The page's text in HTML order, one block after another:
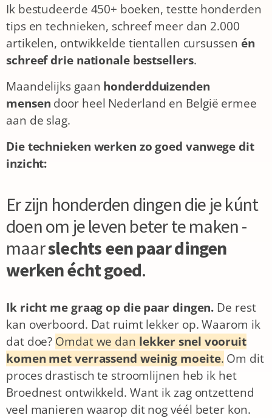
Ik bestudeerde 450+ boeken, testte honderden
tips en technieken, schreef meer dan 2.000
artikelen, ontwikkelde tientallen cursussen én
schreef drie nationale bestsellers.
Maandelijks gaan honderdduizenden
mensen door heel Nederland en België ermee
aan de slag.
Die technieken werken zo goed vanwege dit
inzicht:
Er zijn honderden dingen die je kúnt
doen om je leven beter te maken -
maarslechts een paar dingen
werken écht goed.
Ik richt me graag op die paar dingen. De rest
kan overboord. Dat ruimt lekker op.Waarom ik
dat doe? Omdat we dan lekker snel vooruit
komen met verrassend weinig moeite. Om dit
proces drastisch te stroomlijnen heb ik het
Broednest ontwikkeld. Want ik zag ontzettend
veel manieren waarop dit nog véél beter kon.